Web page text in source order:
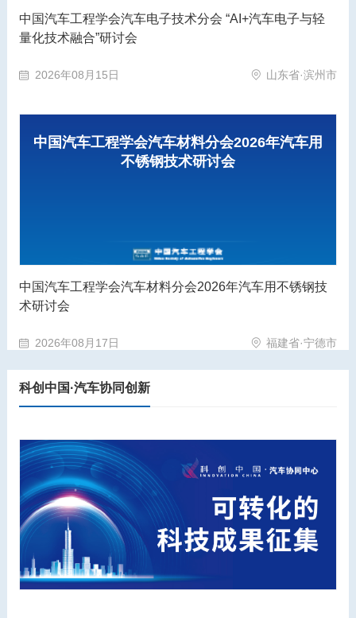
中国汽车工程学会汽车电子技术分会 “AI+汽车电子与轻
量化技术融合”研讨会
2026年08月15日 山东省·滨州市
中国汽车工程学会汽车材料分会2026年汽车用
不锈钢技术研讨会
中国汽车工程学会汽车材料分会2026年汽车用不锈钢技
术研讨会
2026年08月17日 福建省·宁德市
科创中国·汽车协同创新